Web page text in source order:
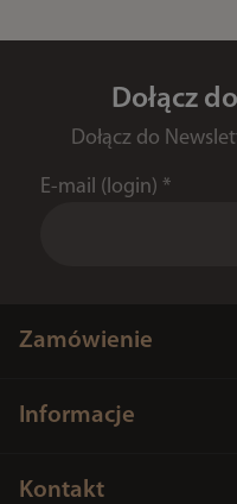
Dołącz
Dołącz do
E-mail (login) *
Zamówienie
Informacje
Kontakt